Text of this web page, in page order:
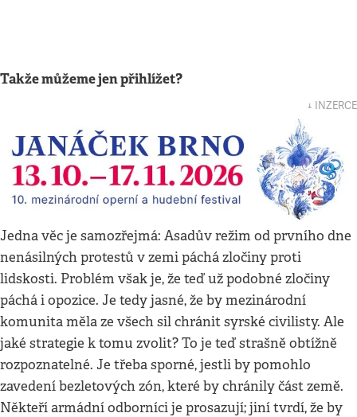
Takže můžeme jen přihlížet?
↓ INZERCE
Jedna věc je samozřejmá: Asadův režim od prvního dne
nenásilných protestů v zemi páchá zločiny proti
lidskosti. Problém však je, že teď už podobné zločiny
páchá i opozice. Je tedy jasné, že by mezinárodní
komunita měla ze všech sil chránit syrské civilisty. Ale
jaké strategie k tomu zvolit? To je teď strašně obtížně
rozpoznatelné. Je třeba sporné, jestli by pomohlo
zavedení bezletových zón, které by chránily část země.
Někteří armádní odborníci je prosazují; jiní tvrdí, že by